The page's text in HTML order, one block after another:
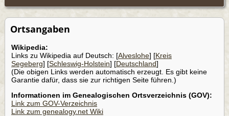
Ortsangaben
Wikipedia:
Links zu Wikipedia auf Deutsch: [Alveslohe] [Kreis
Segeberg] [Schleswig-Holstein] [Deutschland]
(Die obigen Links werden automatisch erzeugt. Es gibt keine
Garantie dafür, dass sie zur richtigen Seite führen.)
Informationen im Genealogischen Ortsverzeichnis (GOV):
Link zum GOV-Verzeichnis
Link zum genealogy.net Wiki